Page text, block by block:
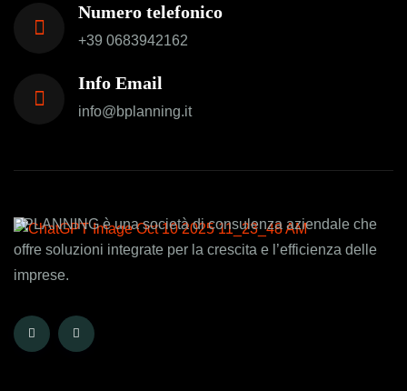
Numero telefonico
+39 0683942162
Info Email
info@bplanning.it
BPLANNING è una società di consulenza aziendale che
offre soluzioni integrate per la crescita e l’efficienza delle
imprese.